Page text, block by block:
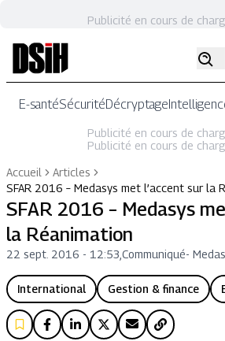
Publicité en cours de
E-santéSécuritéDécryptage
Publicité en cours de
Publicité en cours de
Accueil
Articles
SFAR 2016 – Medasys met l’accent sur la
SFAR 2016 – Medasys
la Réanimation
22 sept. 2016 - 12:53 Communiqué-
International Gestion & finance